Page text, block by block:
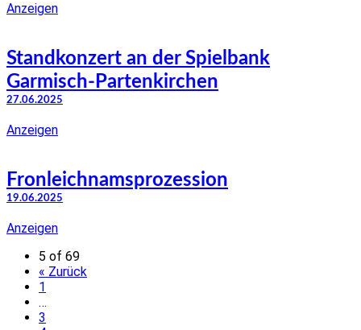
Anzeigen
Standkonzert an der Spielbank
Garmisch-Partenkirchen
27.06.2025
Anzeigen
Fronleichnamsprozession
19.06.2025
Anzeigen
5 of 69
« Zurück
1
…
3